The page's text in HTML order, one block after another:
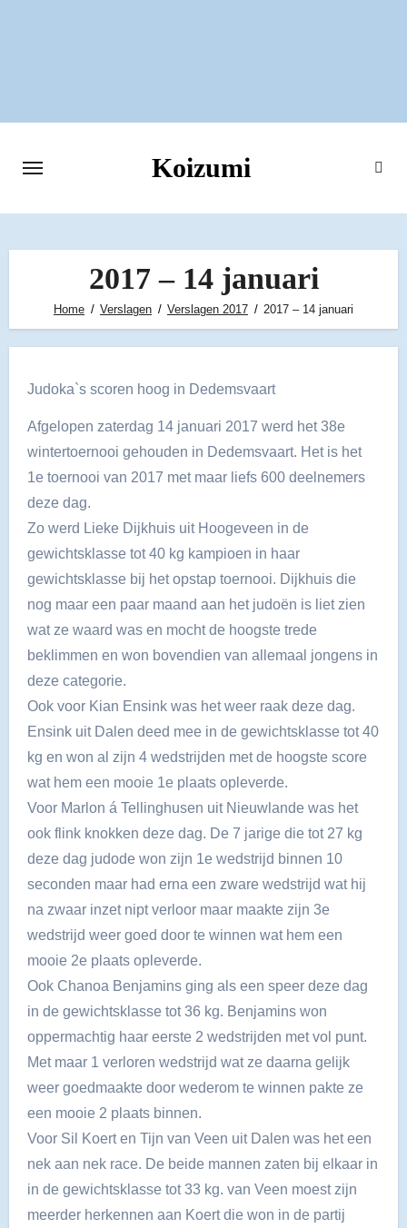
Koizumi
2017 – 14 januari
Home Verslagen Verslagen 2017 2017 – 14 januari
Judoka`s scoren hoog in Dedemsvaart
Afgelopen zaterdag 14 januari 2017 werd het 38e
wintertoernooi gehouden in Dedemsvaart. Het is het
1e toernooi van 2017 met maar liefs 600 deelnemers
deze dag.
Zo werd Lieke Dijkhuis uit Hoogeveen in de
gewichtsklasse tot 40 kg kampioen in haar
gewichtsklasse bij het opstap toernooi. Dijkhuis die
nog maar een paar maand aan het judoën is liet zien
wat ze waard was en mocht de hoogste trede
beklimmen en won bovendien van allemaal jongens in
deze categorie.
Ook voor Kian Ensink was het weer raak deze dag.
Ensink uit Dalen deed mee in de gewichtsklasse tot 40
kg en won al zijn 4 wedstrijden met de hoogste score
wat hem een mooie 1e plaats opleverde.
Voor Marlon á Tellinghusen uit Nieuwlande was het
ook flink knokken deze dag. De 7 jarige die tot 27 kg
deze dag judode won zijn 1e wedstrijd binnen 10
seconden maar had erna een zware wedstrijd wat hij
na zwaar inzet nipt verloor maar maakte zijn 3e
wedstrijd weer goed door te winnen wat hem een
mooie 2e plaats opleverde.
Ook Chanoa Benjamins ging als een speer deze dag
in de gewichtsklasse tot 36 kg. Benjamins won
oppermachtig haar eerste 2 wedstrijden met vol punt.
Met maar 1 verloren wedstrijd wat ze daarna gelijk
weer goedmaakte door wederom te winnen pakte ze
een mooie 2 plaats binnen.
Voor Sil Koert en Tijn van Veen uit Dalen was het een
nek aan nek race. De beide mannen zaten bij elkaar in
in de gewichtsklasse tot 33 kg. van Veen moest zijn
meerder herkennen aan Koert die won in de partij